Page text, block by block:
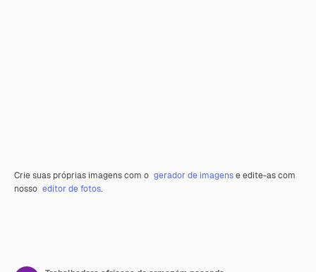
Crie suas próprias imagens com o gerador de imagense edite-as com
nosso editor de fotos.